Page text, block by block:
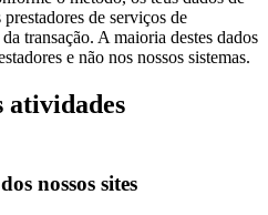
de serviços de
transação. A maioria destes dados
e não nos nossos sistemas.
atividades
nossos sites